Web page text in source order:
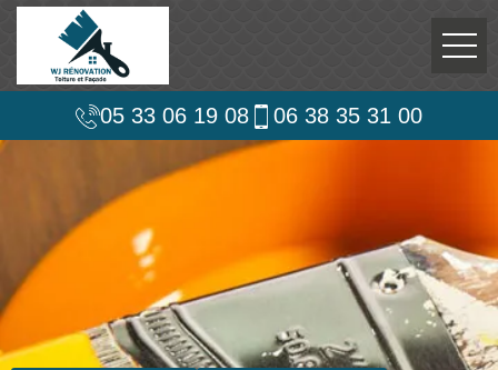
05 33 06 19 08 06 38 35 31 00